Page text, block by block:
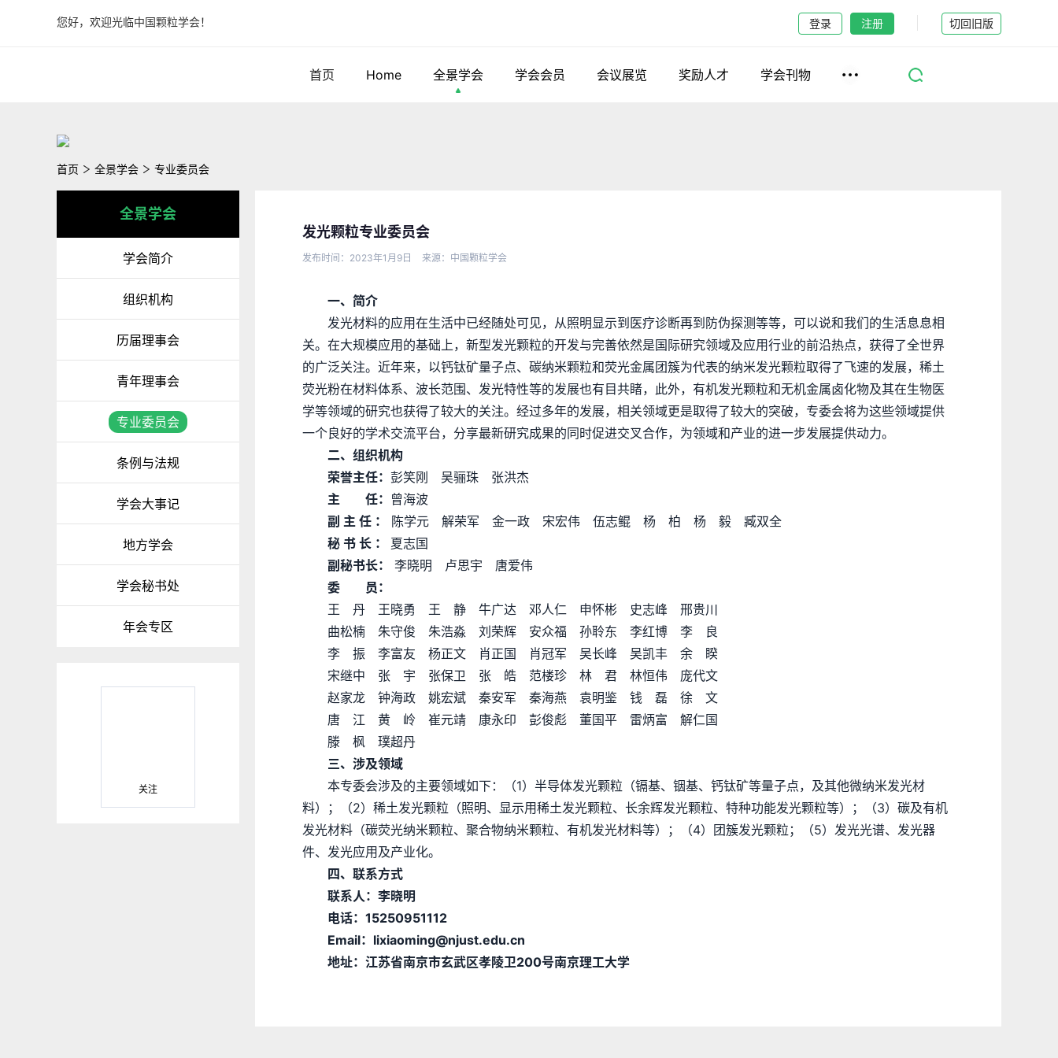
您好，欢迎光临中国颗粒学会！ 登录 注册 切回旧版
首页 Home 全景学会 学会会员 会议展览 奖励人才 学会刊物
首页 全景学会 专业委员会
全景学会
学会简介
组织机构
历届理事会
青年理事会
专业委员会
条例与法规
学会大事记
地方学会
学会秘书处
年会专区
关注
发光颗粒专业委员会
发布时间：2023年1月9日 来源：中国颗粒学会
一、简介
发光材料的应用在生活中已经随处可见，从照明显示到医疗诊断再到防伪探测等等，可以说和我们的生活息息相
关。在大规模应用的基础上，新型发光颗粒的开发与完善依然是国际研究领域及应用行业的前沿热点，获得了全世界
的广泛关注。近年来，以钙钛矿量子点、碳纳米颗粒和荧光金属团簇为代表的纳米发光颗粒取得了飞速的发展，稀土
荧光粉在材料体系、波长范围、发光特性等的发展也有目共睹，此外，有机发光颗粒和无机金属卤化物及其在生物医
学等领域的研究也获得了较大的关注。经过多年的发展，相关领域更是取得了较大的突破，专委会将为这些领域提供
一个良好的学术交流平台，分享最新研究成果的同时促进交叉合作，为领域和产业的进一步发展提供动力。
二、组织机构
荣誉主任： 彭笑刚 吴骊珠 张洪杰
主 任： 曾海波
副 主 任 ：
陈学元 解荣军 金一政 宋宏伟 伍志鲲 杨 柏 杨 毅 臧双全
秘 书 长 ： 夏志国
副秘书长：
李晓明 卢思宇 唐爱伟
委 员：
王 丹 王晓勇 王 静 牛广达 邓人仁 申怀彬 史志峰 邢贵川
曲松楠 朱守俊 朱浩淼 刘荣辉 安众福 孙聆东 李红博 李 良
李 振 李富友 杨正文 肖正国 肖冠军 吴长峰 吴凯丰 余 睽
宋继中 张 宇 张保卫 张 皓 范楼珍 林 君 林恒伟 庞代文
赵家龙 钟海政 姚宏斌 秦安军 秦海燕 袁明鉴 钱 磊 徐 文
唐 江 黄 岭 崔元靖 康永印 彭俊彪 董国平 雷炳富 解仁国
滕 枫 璞超丹
三、涉及领域
本专委会涉及的主要领域如下：（1）半导体发光颗粒（镉基、铟基、钙钛矿等量子点，及其他微纳米发光材
料）；（2）稀土发光颗粒（照明、显示用稀土发光颗粒、长余辉发光颗粒、特种功能发光颗粒等）；（3）碳及有机
发光材料（碳荧光纳米颗粒、聚合物纳米颗粒、有机发光材料等）；（4）团簇发光颗粒；（5）发光光谱、发光器
件、发光应用及产业化。
四、联系方式
联系人：李晓明
电话： 15250951112
Email：lixiaoming@njust.edu.cn
地址：江苏省南京市玄武区孝陵卫200号南京理工大学